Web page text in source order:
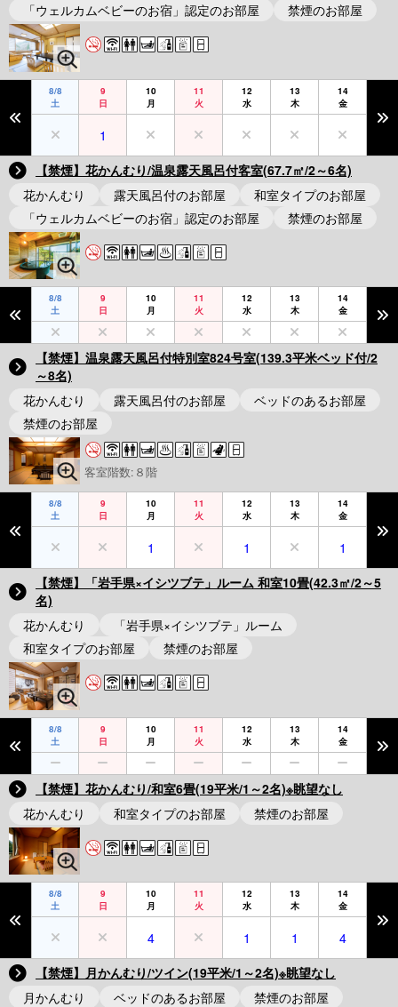
「ウェルカムベビーのお宿」認定のお部屋 禁煙のお部屋
8/8
土
9
日
10
月
11
火
12
水
13
木
14
金
1
【禁煙】花かんむり/温泉露天風呂付客室(67.7㎡/2～6名)
花かんむり
露天風呂付のお部屋
和室タイプのお部屋
「ウェルカムベビーのお宿」認定のお部屋
禁煙のお部屋
8/8
土
9
日
10
月
11
火
12
水
13
木
14
金
【禁煙】温泉露天風呂付特別室824号室(139.3平米ベッド付/2
～8名)
花かんむり
露天風呂付のお部屋
ベッドのあるお部屋
禁煙のお部屋
客室階数:８階
8/8
土
9
日
10
月
11
火
12
水
13
木
14
金
1 1
1
【禁煙】「岩手県×イシツブテ」ルーム 和室10畳(42.3㎡/2～5
名)
花かんむり
「岩手県×イシツブテ」ルーム
和室タイプのお部屋
禁煙のお部屋
8/8
土
9
日
10
月
11
火
12
水
13
木
14
金
【禁煙】花かんむり/和室6畳(19平米/1～2名)※眺望なし
花かんむり
和室タイプのお部屋 禁煙のお部屋
8/8
土
9
日
10
月
11
火
12
水
13
木
14
金
4 1 1
4
【禁煙】月かんむり/ツイン(19平米/1～2名)※眺望なし
月かんむり
ベッドのあるお部屋 禁煙のお部屋